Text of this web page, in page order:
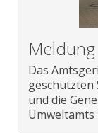
Das
geschützten
und die